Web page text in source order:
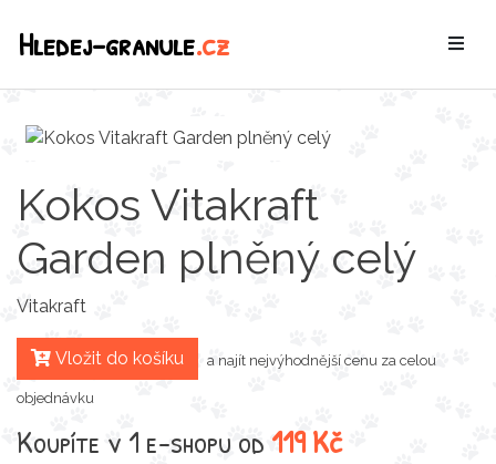
Hledej-granule.cz
Kokos Vitakraft
Garden plněný celý
Vitakraft
Vložit do košíku a najít nejvýhodnější cenu za celou
objednávku
Koupíte v 1 e-shopu od 119 Kč